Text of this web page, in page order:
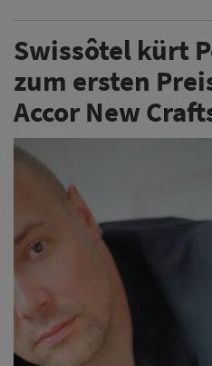
Swissôtel kürt
zum ersten
Accor New